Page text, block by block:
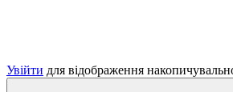
Увійти для відображення